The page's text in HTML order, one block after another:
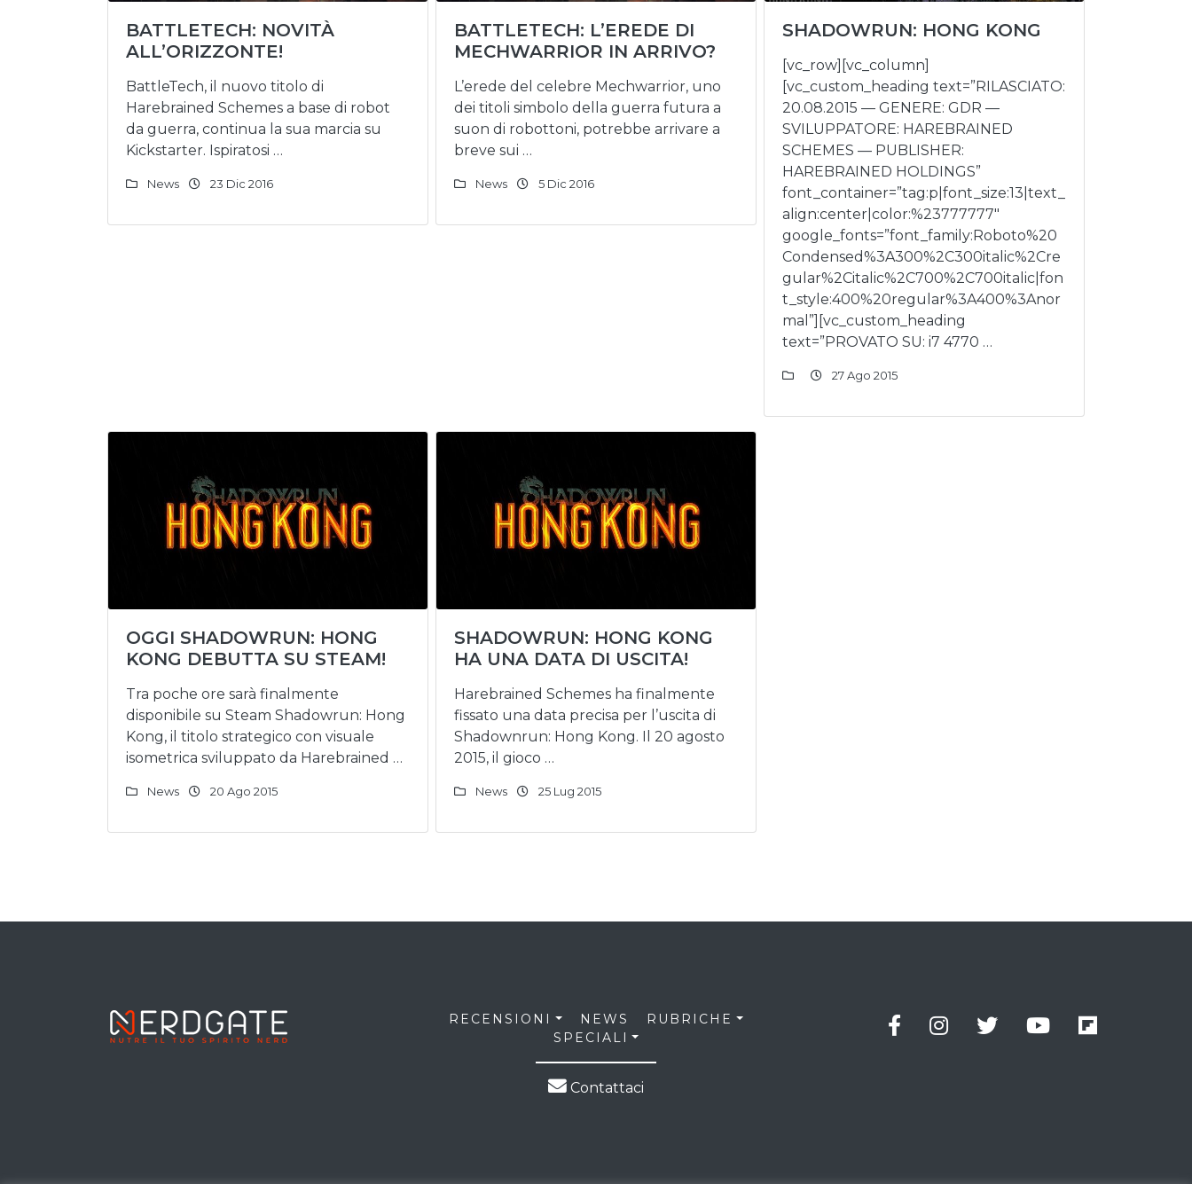
BATTLETECH: NOVITÀ
ALL’ORIZZONTE!
BattleTech, il nuovo titolo di
Harebrained Schemes a base di robot
da guerra, continua la sua marcia su
Kickstarter. Ispiratosi …
News 23 Dic 2016
BATTLETECH: L’EREDE DI
MECHWARRIOR IN ARRIVO?
L’erede del celebre Mechwarrior, uno
dei titoli simbolo della guerra futura a
suon di robottoni, potrebbe arrivare a
breve sui …
News 5 Dic 2016
SHADOWRUN: HONG KONG
[vc_row][vc_column]
[vc_custom_heading text=”RILASCIATO:
20.08.2015 — GENERE: GDR —
SVILUPPATORE: HAREBRAINED
SCHEMES — PUBLISHER:
HAREBRAINED HOLDINGS”
font_container=”tag:p|font_size:13|text_
align:center|color:%23777777″
google_fonts=”font_family:Roboto%20
Condensed%3A300%2C300italic%2Cre
gular%2Citalic%2C700%2C700italic|fon
t_style:400%20regular%3A400%3Anor
mal”][vc_custom_heading
text=”PROVATO SU: i7 4770 …
27 Ago 2015
OGGI SHADOWRUN: HONG
KONG DEBUTTA SU STEAM!
Tra poche ore sarà finalmente
disponibile su Steam Shadowrun: Hong
Kong, il titolo strategico con visuale
isometrica sviluppato da Harebrained …
News 20 Ago 2015
SHADOWRUN: HONG KONG
HA UNA DATA DI USCITA!
Harebrained Schemes ha finalmente
fissato una data precisa per l’uscita di
Shadownrun: Hong Kong. Il 20 agosto
2015, il gioco …
News 25 Lug 2015
RECENSIONI NEWS
RUBRICHE
SPECIALI
Contattaci